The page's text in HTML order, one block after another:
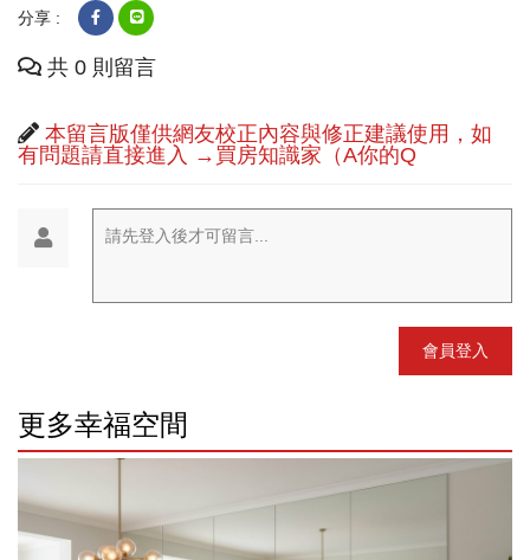
分享 :
共 0 則留言
本留言版僅供網友校正內容與修正建議使用，如
有問題請直接進入 →買房知識家（A你的Q
請先登入後才可留言...
會員登入
更多幸福空間